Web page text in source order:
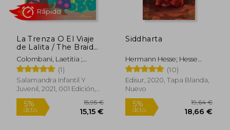
Rápido
La Trenza O El Viaje
de Lalita / The Braid
or Lalita's Journey
Colombani, Laetitia ;
Pollet, Clemence
(1)
Salamandra Infantil Y
Juvenil, 2021, 001 Edición,
Tapa Dura, Nuevo
Siddharta
Hermann Hesse; Hesse
Hermann
(10)
Edisur, 2020, Tapa Blanda,
Nuevo